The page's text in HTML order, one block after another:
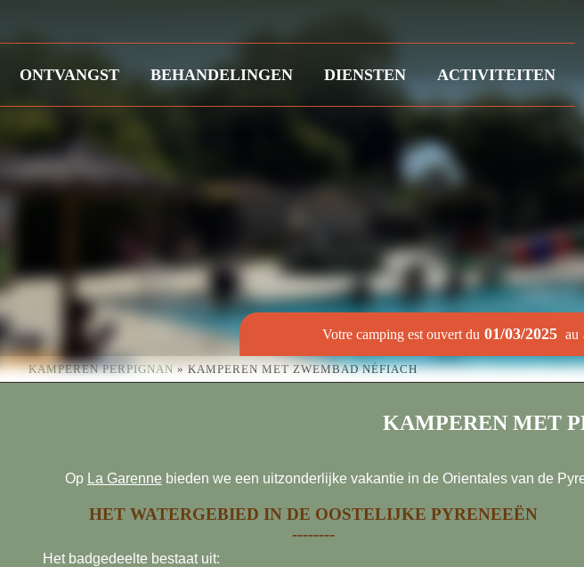
ONTVANGST BEHANDELINGEN DIENSTEN ACTIVITEITEN
Votre camping est ouvert du 01/03/2025 au
KAMPEREN PERPIGNAN»KAMPEREN MET ZWEMBAD NÉFIACH
KAMPEREN MET
Op La Garenne bieden we een uitzonderlijke vakantie in de Orientales van de
HET WATERGEBIED IN DE OOSTELIJKE PYRENEEËN
Het badgedeelte bestaat uit: